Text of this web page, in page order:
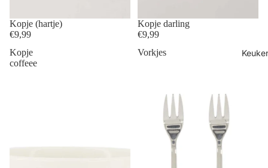
Kopje (hartje)
€9,99
Kopje darling
€9,99
Kopje
coffeee
Vorkjes